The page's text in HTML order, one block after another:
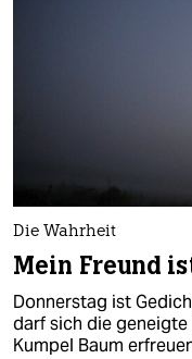
Die Wahrheit
Mein Freund
Donnerstag ist
darf sich die
Kumpel Baum